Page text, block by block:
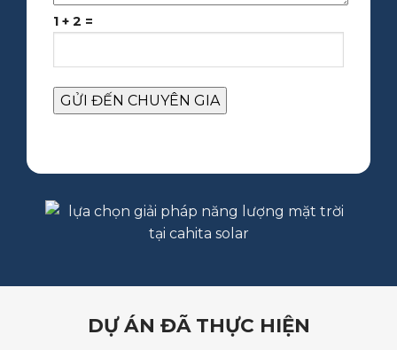
1 + 2 =
DỰ ÁN ĐÃ THỰC HIỆN